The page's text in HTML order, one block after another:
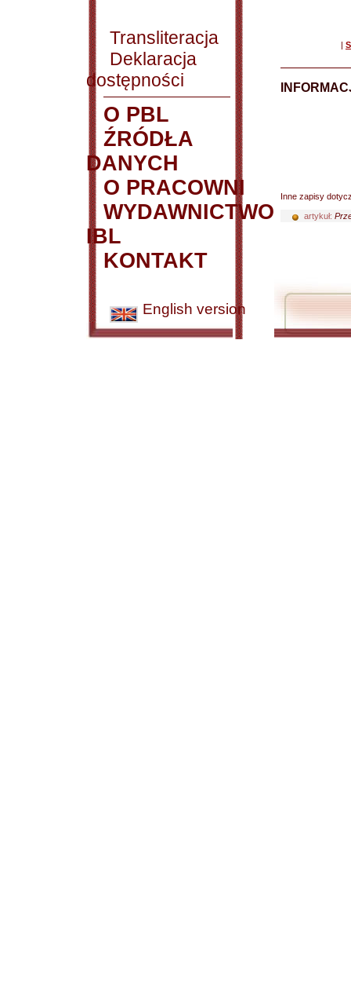
Transliteracja
Deklaracja
dostępności
O PBL
ŹRÓDŁA
DANYCH
O PRACOWNI
WYDAWNICTWO
IBL
KONTAKT
English version
|
Inne zapisy
artykuł: